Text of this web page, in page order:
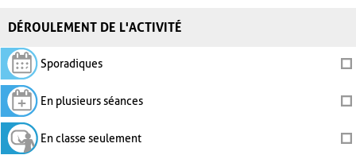
DÉROULEMENT DE L'ACTIVITÉ
Sporadiques
En plusieurs séances
En classe seulement